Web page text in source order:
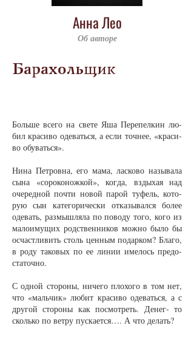
Анна Лео
Об авторе
Барахольщик
Боль­ше все­го на све­те Яша Пе­ре­пел­кин лю­
бил кра­си­во оде­вать­ся, а если точ­нее, «кра­си­
во обу­вать­ся».
Ни­на Пет­ров­на, его ма­ма, лас­ко­во на­зы­ва­ла
сы­на «со­ро­ко­нож­кой», ког­да, взды­хая над
оче­ред­ной поч­ти но­вой па­рой ту­фель, ко­то­
рую сын ка­те­го­ри­чес­ки от­ка­зы­вал­ся бо­лее
оде­вать, раз­мыш­ля­ла по по­во­ду то­го, ко­го из
ма­ло­иму­щих родст­вен­ни­ков мож­но бы­ло бы
ос­част­ли­вить столь цен­ным по­дар­ком? Бла­го,
в ро­ду та­ко­вых по ее ли­нии име­лось предо­
ста­точ­но.
С од­ной сто­ро­ны, ни­че­го пло­хо­го в том нет,
что «маль­чик» лю­бит кра­си­во оде­вать­ся, а с
дру­гой сто­ро­ны как по­смот­реть. Де­нег- то
сколь­ко по вет­ру пус­ка­ет­ся…. А что де­лать?